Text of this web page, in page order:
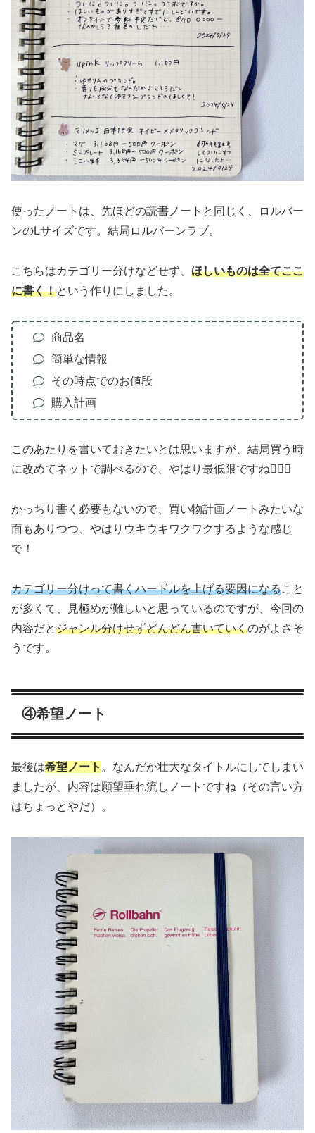
使ったノートは、先ほどの読書ノートと同じく、ロルバー
ンのLサイズです。結局ロルバーンラブ。
こちらはカテゴリー分けなどせず、 ほしいものは全てここ
に書く！という作りにしました。
商品名
簡単な情報
その時点でのお値段
購入計画
このあたりを書いておきたいとは思いますが、結局買う時
に改めてネットで調べるので、やはり最低限ですね🙆🏻‍♀️
かっちり書く必要もないので、買い物計画ノートみたいな
面もありつつ、やはりウキウキワクワクするような感じ
で！
カテゴリー分けって書くハードルを上げる要因になること
が多くて、見極めが難しいと思っているのですが、今回の
内容だとジャンル分けせずどんどん書いていくのがよさそ
うです。
④希望ノート
最後は希望ノート 。なんだか壮大なタイトルにしてしまい
ましたが、内容は願望垂れ流しノートですね（その言い方
はちょっとやだ）。